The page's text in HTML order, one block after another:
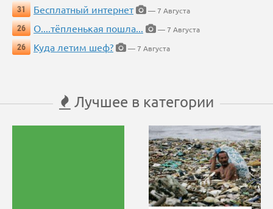
31
Бесплатный интернет
— 7 Августа
26
О....тёпленькая пошла...
— 7 Августа
26
Куда летим шеф? — 7 Августа
Лучшее в категории